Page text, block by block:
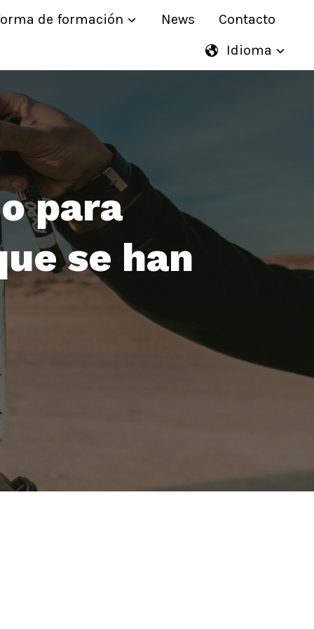
de formación News
Contacto
Idioma
para
se han